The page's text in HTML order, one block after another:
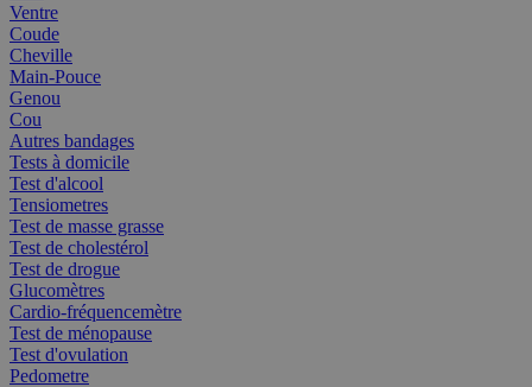
Ventre
Coude
Cheville
Main-Pouce
Genou
Cou
Autres bandages
Tests à domicile
Test d'alcool
Tensiometres
Test de masse grasse
Test de cholestérol
Test de drogue
Glucomètres
Cardio-fréquencemètre
Test de ménopause
Test d'ovulation
Pedometre